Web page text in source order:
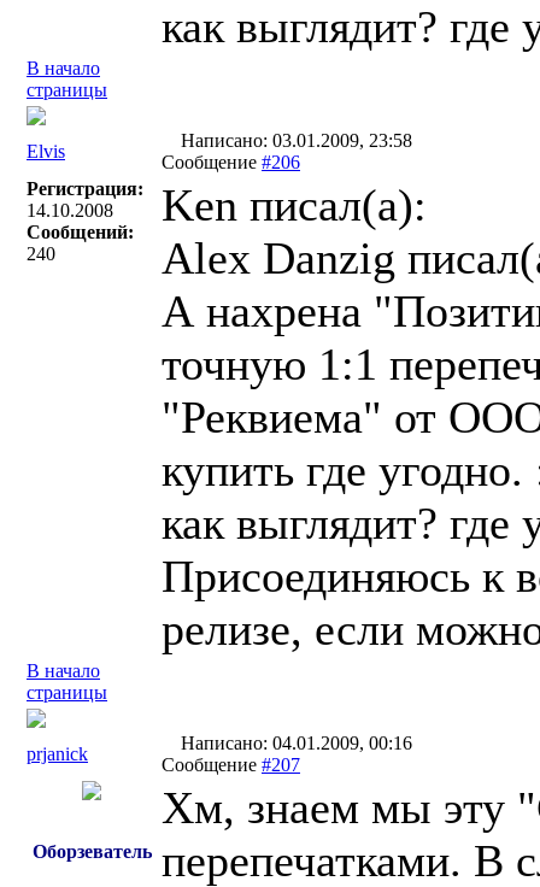
как выглядит? где
В начало
страницы
Elvis
Написано: 03.01.2009, 23:58
Сообщение #206
Регистрация:
14.10.2008
Сообщений:
240
Ken писал(a):
Alex Danzig
А нахрена
точную 1:1
"Реквиема" от
купить где угодно.
как выглядит? где
Присоединяюсь к
релизе, если
В начало
страницы
prjanick
Написано: 04.01.2009, 00:16
Сообщение #207
Оборзеватель
Хм, знаем мы эту
перепечатками. В